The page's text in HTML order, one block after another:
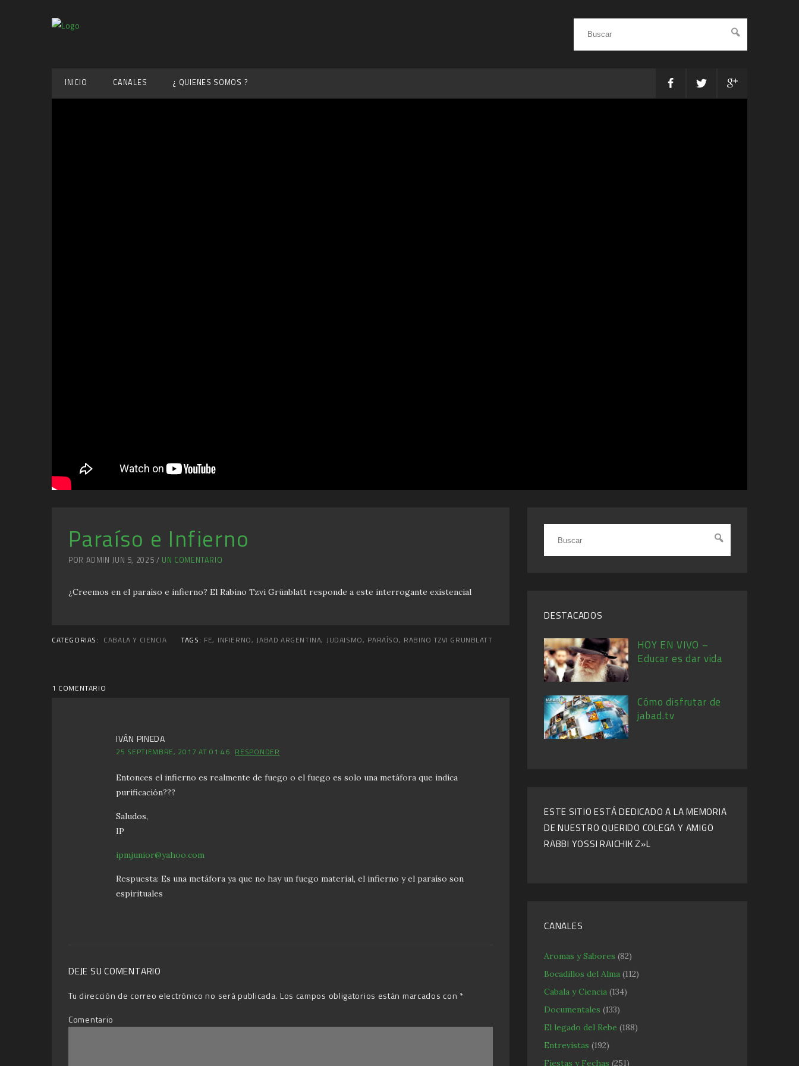
INICIO CANALES ¿ QUIENES SOMOS ?
Paraíso e Infierno
POR ADMIN JUN 5, 2025 / UN COMENTARIO
¿Creemos en el paraíso e infierno? El Rabino Tzvi Grünblatt responde a este interrogante existencial
CATEGORIAS: CABALA Y CIENCIA TAGS: FE, INFIERNO, JABAD ARGENTINA, JUDAISMO, PARAÍSO, RABINO TZVI GRUNBLATT
1 COMENTARIO
IVÁN PINEDA
25 SEPTIEMBRE, 2017 AT 01:46 RESPONDER
Entonces el infierno es realmente de fuego o el fuego es solo una metáfora que indica
purificación???
Saludos,
IP
ipmjunior@yahoo.com
Respuesta: Es una metáfora ya que no hay un fuego material, el infierno y el paraíso son
espirituales
DEJE SU COMENTARIO
Tu dirección de correo electrónico no será publicada. Los campos obligatorios están marcados con *
Comentario
DESTACADOS
HOY EN VIVO –
Educar es dar vida
Cómo disfrutar de
jabad.tv
ESTE SITIO ESTÁ DEDICADO A LA MEMORIA
DE NUESTRO QUERIDO COLEGA Y AMIGO
RABBI YOSSI RAICHIK Z»L
CANALES
Aromas y Sabores (82)
Bocadillos del Alma (112)
Cabala y Ciencia (134)
Documentales (133)
El legado del Rebe (188)
Entrevistas (192)
Fiestas y Fechas (251)